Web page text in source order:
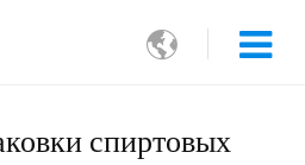

спиртовых